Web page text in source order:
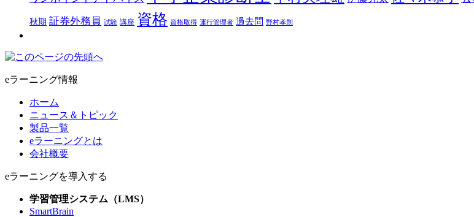
秋期 証券外務員 試験 講座 資格 資格取得 運行管理者 過去問 野村孝則
eラーニング情報
ホーム
ニュース＆トピック
製品一覧
eラーニングとは
会社概要
eラーニングを導入する
学習管理システム（LMS）
SmartBrain